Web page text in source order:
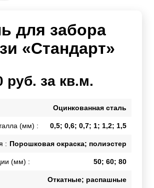
для забора
«Стандарт»
руб. за кв.м.
Оцинкованная сталь
(мм) : 0,5; 0,6; 0,7; 1; 1,2; 1,5
: Порошковая окраска; полиэстер
(мм) : 50; 60; 80
Откатные; распашные